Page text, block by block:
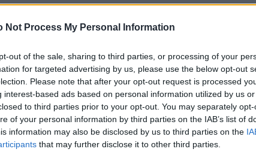
Not Process My Personal Information
out of the sale, sharing to third parties, or processing of your
for targeted advertising by us, please use the below opt-out
Please note that after your opt-out request is processed
interest-based ads based on personal information utilized by us
to third parties prior to your opt-out. You may separately
of your personal information by third parties on the IAB’s list of
information may also be disclosed by us to third parties on the
that may further disclose it to other third parties.